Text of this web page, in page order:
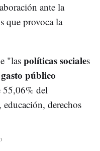
ante la
que provoca la
"laspolíticas sociales
gasto público
55,06% del
educación, derechos